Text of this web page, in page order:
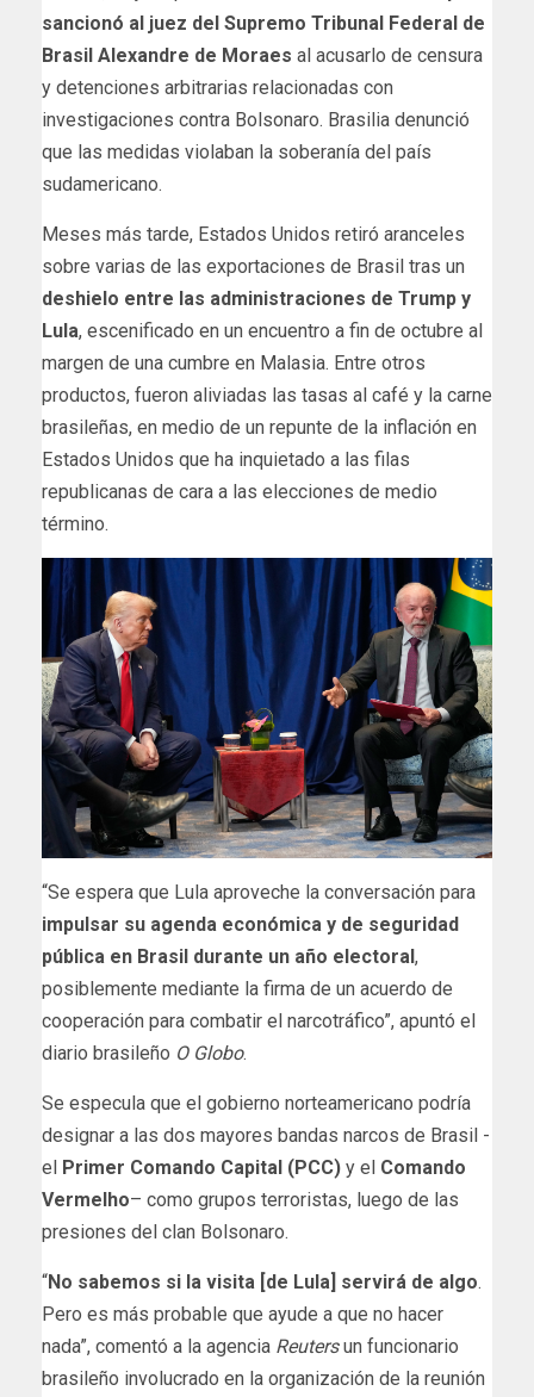
sancionó al juez del Supremo Tribunal Federal de
Brasil Alexandre de Moraes al acusarlo de censura
y detenciones arbitrarias relacionadas con
investigaciones contra Bolsonaro. Brasilia denunció
que las medidas violaban la soberanía del país
sudamericano.
Meses más tarde, Estados Unidos retiró aranceles
sobre varias de las exportaciones de Brasil tras un
deshielo entre las administraciones de Trump y
Lula, escenificado en un encuentro a fin de octubre al
margen de una cumbre en Malasia. Entre otros
productos, fueron aliviadas las tasas al café y la carne
brasileñas, en medio de un repunte de la inflación en
Estados Unidos que ha inquietado a las filas
republicanas de cara a las elecciones de medio
término.
“Se espera que Lula aproveche la conversación para
impulsar su agenda económica y de seguridad
pública en Brasil durante un año electoral,
posiblemente mediante la firma de un acuerdo de
cooperación para combatir el narcotráfico”, apuntó el
diario brasileño O Globo.
Se especula que el gobierno norteamericano podría
designar a las dos mayores bandas narcos de Brasil -
el Primer Comando Capital (PCC) y el Comando
Vermelho– como grupos terroristas, luego de las
presiones del clan Bolsonaro.
“No sabemos si la visita [de Lula] servirá de algo.
Pero es más probable que ayude a que no hacer
nada”, comentó a la agencia Reutersun funcionario
brasileño involucrado en la organización de la reunión